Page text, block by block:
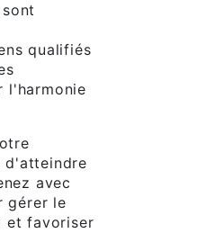
qualifiés
l'harmonie
d'atteindre
avec
gérer le
et favoriser